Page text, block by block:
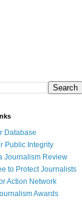
Database
Public Integrity
Journalism Review
to Protect Journalists
Action Network
Awards